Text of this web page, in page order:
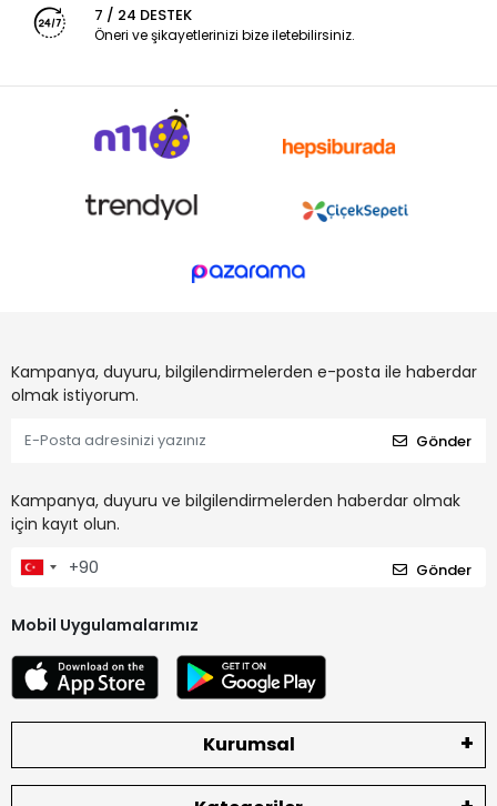
7 / 24 DESTEK
Öneri ve şikayetlerinizi bize iletebilirsiniz.
Kampanya, duyuru, bilgilendirmelerden e-posta ile haberdar
olmak istiyorum.
Gönder
Kampanya, duyuru ve bilgilendirmelerden haberdar olmak
için kayıt olun.
Gönder
Mobil Uygulamalarımız
Kurumsal